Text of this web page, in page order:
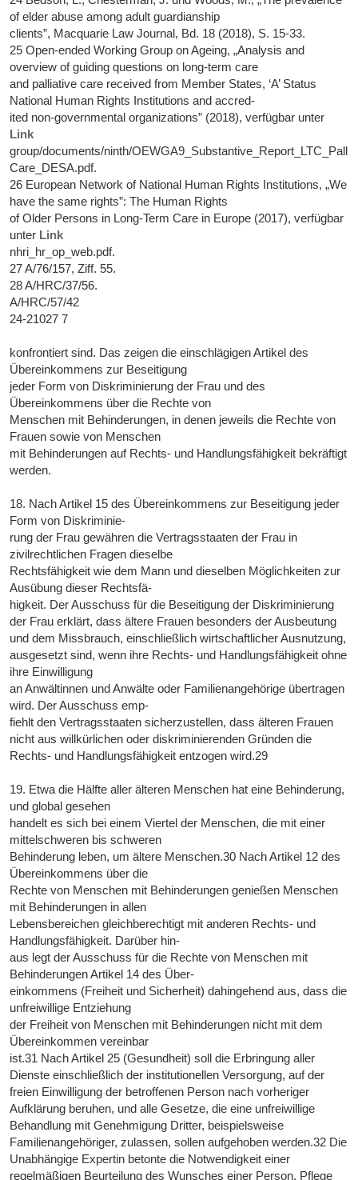
of elder abuse among adult guardianship
clients”, Macquarie Law Journal, Bd. 18 (2018), S. 15-33.
25 Open-ended Working Group on Ageing, „Analysis and
overview of guiding questions on long-term care
and palliative care received from Member States, ‘A’ Status
National Human Rights Institutions and accred-
ited non-governmental organizations” (2018), verfügbar unter
Link
group/documents/ninth/
Care_DESA.pdf.
26 European Network of National Human Rights Institutions, „We
have the same rights”: The Human Rights
of Older Persons in Long-Term Care in Europe (2017), verfügbar
unter Link
nhri_hr_op_web.pdf.
27 A/76/157, Ziff. 55.
28 A/HRC/37/56.
A/HRC/57/42
24-21027 7
konfrontiert sind. Das zeigen die einschlägigen Artikel des
Übereinkommens zur Beseitigung
jeder Form von Diskriminierung der Frau und des
Übereinkommens über die Rechte von
Menschen mit Behinderungen, in denen jeweils die Rechte von
Frauen sowie von Menschen
mit Behinderungen auf Rechts- und Handlungsfähigkeit bekräftigt
werden.
18. Nach Artikel 15 des Übereinkommens zur Beseitigung jeder
Form von Diskriminie-
rung der Frau gewähren die Vertragsstaaten der Frau in
zivilrechtlichen Fragen dieselbe
Rechtsfähigkeit wie dem Mann und dieselben Möglichkeiten zur
Ausübung dieser Rechtsfä-
higkeit. Der Ausschuss für die Beseitigung der Diskriminierung
der Frau erklärt, dass ältere Frauen besonders der Ausbeutung
und dem Missbrauch, einschließlich wirtschaftlicher Ausnutzung,
ausgesetzt sind, wenn ihre Rechts- und Handlungsfähigkeit ohne
ihre Einwilligung
an Anwältinnen und Anwälte oder Familienangehörige übertragen
wird. Der Ausschuss emp-
fiehlt den Vertragsstaaten sicherzustellen, dass älteren Frauen
nicht aus willkürlichen oder diskriminierenden Gründen die
Rechts- und Handlungsfähigkeit entzogen wird.29
19. Etwa die Hälfte aller älteren Menschen hat eine Behinderung,
und global gesehen
handelt es sich bei einem Viertel der Menschen, die mit einer
mittelschweren bis schweren
Behinderung leben, um ältere Menschen.30 Nach Artikel 12 des
Übereinkommens über die
Rechte von Menschen mit Behinderungen genießen Menschen
mit Behinderungen in allen
Lebensbereichen gleichberechtigt mit anderen Rechts- und
Handlungsfähigkeit. Darüber hin-
aus legt der Ausschuss für die Rechte von Menschen mit
Behinderungen Artikel 14 des Über-
einkommens (Freiheit und Sicherheit) dahingehend aus, dass die
unfreiwillige Entziehung
der Freiheit von Menschen mit Behinderungen nicht mit dem
Übereinkommen vereinbar
ist.31 Nach Artikel 25 (Gesundheit) soll die Erbringung aller
Dienste einschließlich der institutionellen Versorgung, auf der
freien Einwilligung der betroffenen Person nach vorheriger
Aufklärung beruhen, und alle Gesetze, die eine unfreiwillige
Behandlung mit Genehmigung Dritter, beispielsweise
Familienangehöriger, zulassen, sollen aufgehoben werden.32 Die
Unabhängige Expertin betonte die Notwendigkeit einer
regelmäßigen Beurteilung des Wunsches einer Person, Pflege